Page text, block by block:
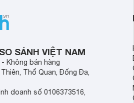
nhắc cho các gia
bán hiện đã giảm
SÁNH VIỆT NAM
Không bán hàng
Thổ Quan, Đống Đa,
doanh số 0106373516,